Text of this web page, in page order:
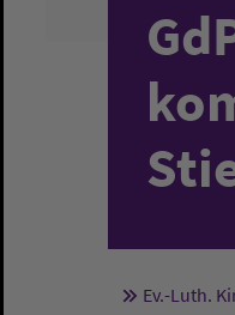
Sie
Ev.-Luth.